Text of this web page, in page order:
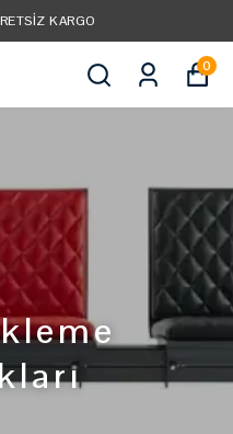
FARKSIZ 3 TAKSIT!
0